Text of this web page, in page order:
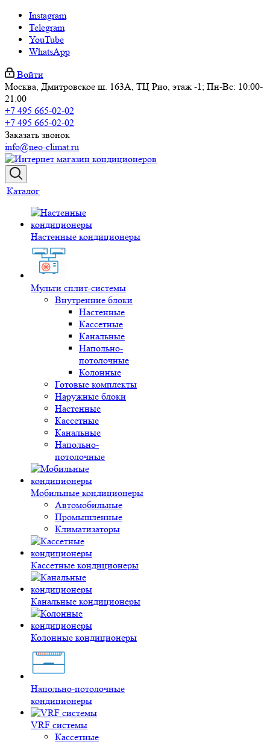
Instagram
Telegram
YouTube
WhatsApp
Войти
Москва, Дмитровское ш. 163А, ТЦ Рио, этаж -1; Пн-Вс: 10:00-
21:00
+7 495 665-02-02
+7 495 665-02-02
Заказать звонок
info@neo-climat.ru
Каталог
Настенные кондиционеры
Мульти сплит-системы
Внутренние блоки
Настенные
Кассетные
Канальные
Напольно-
потолочные
Колонные
Готовые комплекты
Наружные блоки
Настенные
Кассетные
Канальные
Напольно-
потолочные
Мобильные кондиционеры
Автомобильные
Промышленные
Климатизаторы
Кассетные кондиционеры
Канальные кондиционеры
Колонные кондиционеры
Напольно-потолочные
кондиционеры
VRF системы
Кассетные